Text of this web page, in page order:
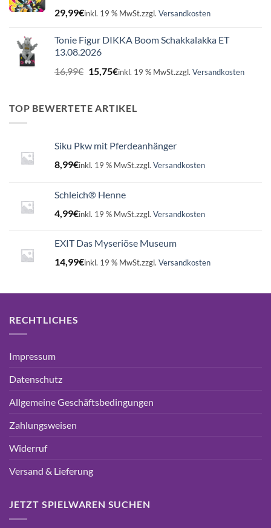
29,99€inkl. 19 % MwSt.zzgl. Versandkosten
Tonie Figur DIKKA Boom Schakkalakka ET
13.08.2026
16,99€ Ursprünglicher
Preis
16,99€
15,75€Aktueller
15,75€.
inkl. 19 % MwSt.zzgl. Versandkosten
TOP BEWERTETE ARTIKEL
Siku Pkw mit Pferdeanhänger
8,99€inkl. 19 % MwSt.zzgl. Versandkosten
Schleich® Henne
4,99€inkl. 19 % MwSt.zzgl. Versandkosten
EXIT Das Myseriöse Museum
14,99€inkl. 19 % MwSt.zzgl. Versandkosten
RECHTLICHES
Impressum
Datenschutz
Allgemeine Geschäftsbedingungen
Zahlungsweisen
Widerruf
Versand & Lieferung
JETZT SPIELWAREN SUCHEN